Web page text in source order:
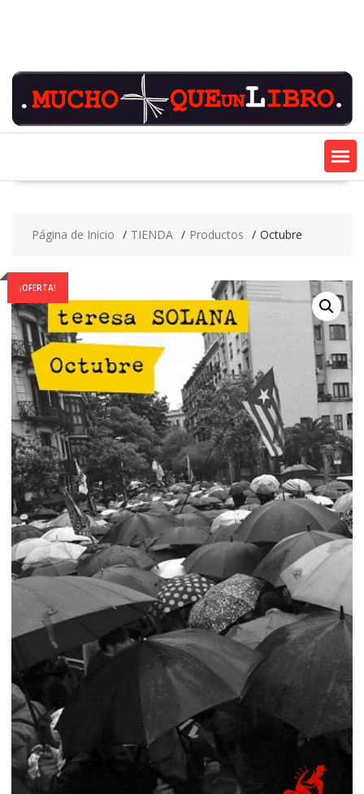
Página de Inicio TIENDA Productos Octubre
¡OFERTA!